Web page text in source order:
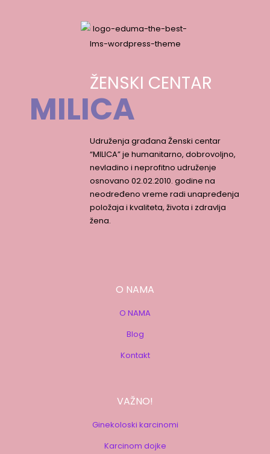
ŽENSKI CENTAR
MILICA
Udruženja građana Ženski centar
“MILICA” je humanitarno, dobrovoljno,
nevladino i neprofitno udruženje
osnovano 02.02.2010. godine na
neodređeno vreme radi unapređenja
položaja i kvaliteta, života i zdravlja
žena.
O NAMA
O NAMA
Blog
Kontakt
VAŽNO!
Ginekoloski karcinomi
Karcinom dojke